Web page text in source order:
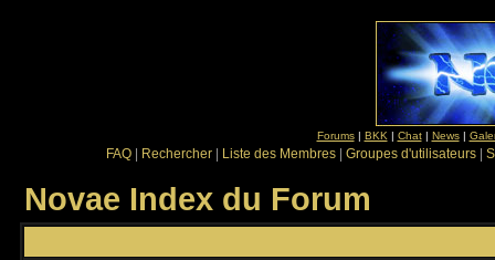
Forums| BKK | Chat| News|
FAQ Rechercher Liste des Membres Groupes d'utilisateurs
Novae Index du Forum